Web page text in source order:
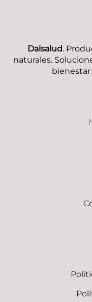
Dalsalud.
naturales.
bienestar